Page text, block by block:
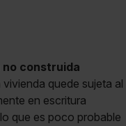
no construida
quede sujeta al
en escritura
que es poco probable